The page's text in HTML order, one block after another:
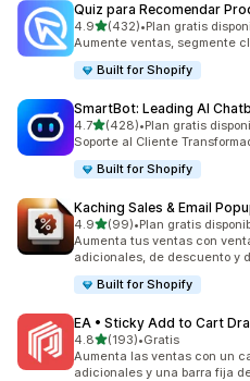
Quiz para Recomendar
4.9de 5 estrellas
(432)
432 reseñas en total
•Plan gratis
Aumente ventas, segmente
Built for Shopify
SmartBot: Leading AI
4.7de 5 estrellas
(428)
428 reseñas en total
•Plan gratis
Soporte al Cliente
Built for Shopify
Kaching Sales & Email
4.9de 5 estrellas
(99)
99 reseñas en total
•Plan gratis
Aumenta tus ventas con
adicionales, de descuento y
Built for Shopify
EA • Sticky Add to Cart
4.8de 5 estrellas
(193)
193 reseñas en total
•Gratis
Aumenta las ventas con un
adicionales y una barra fija